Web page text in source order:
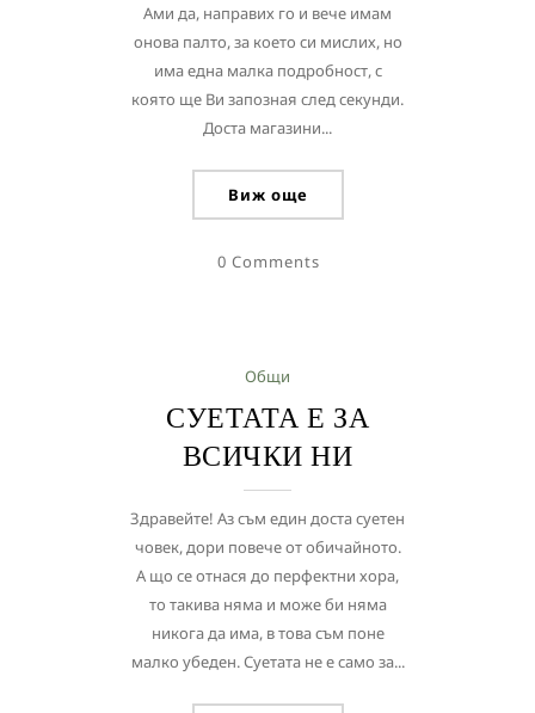
Ами да, направих го и вече имам
онова палто, за което си мислих, но
има една малка подробност, с
която ще Ви запозная след секунди.
Доста магазини...
Виж още
0 Comments
Общи
СУЕТАТА Е ЗА
ВСИЧКИ НИ
Здравейте! Аз съм един доста суетен
човек, дори повече от обичайното.
А що се отнася до перфектни хора,
то такива няма и може би няма
никога да има, в това съм поне
малко убеден. Суетата не е само за...